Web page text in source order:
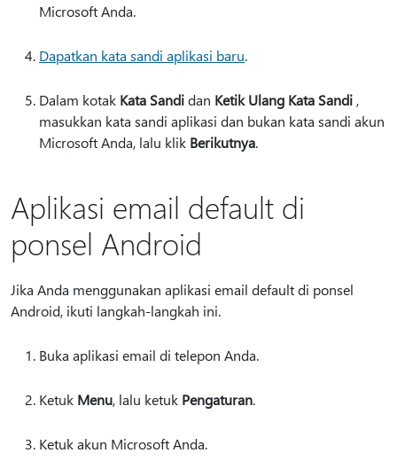
Microsoft Anda.
Dapatkan kata sandi aplikasi baru.
Dalam kotak Kata Sandidan Ketik Ulang Kata Sandi ,
masukkan kata sandi aplikasi dan bukan kata sandi akun
Microsoft Anda, lalu klik Berikutnya.
Aplikasi email default di
ponsel Android
Jika Anda menggunakan aplikasi email default di ponsel
Android, ikuti langkah-langkah ini.
Buka aplikasi email di telepon Anda.
Ketuk Menu, lalu ketuk Pengaturan.
Ketuk akun Microsoft Anda.